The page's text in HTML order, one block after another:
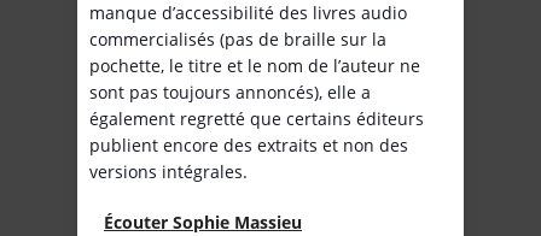
manque d’accessibilité des livres audio
commercialisés (pas de braille sur la
pochette, le titre et le nom de l’auteur ne
sont pas toujours annoncés), elle a
également regretté que certains éditeurs
publient encore des extraits et non des
versions intégrales.
Écouter Sophie Massieu